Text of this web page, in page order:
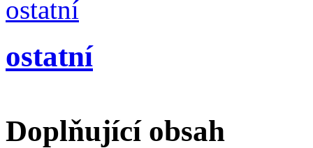
ostatní
Doplňující obsah